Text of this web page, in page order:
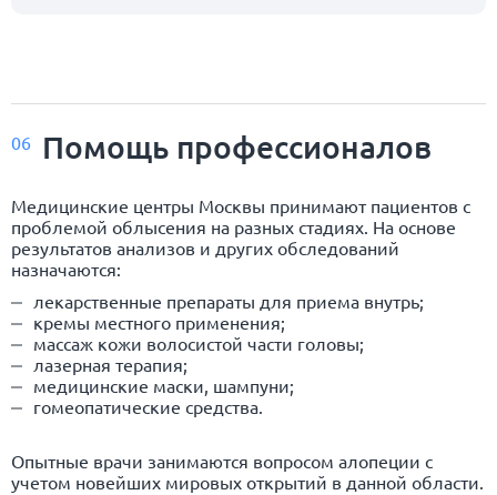
06 Помощь профессионалов
Медицинские центры Москвы принимают пациентов с
проблемой облысения на разных стадиях. На основе
результатов анализов и других обследований
назначаются:
лекарственные препараты для приема внутрь;
кремы местного применения;
массаж кожи волосистой части головы;
лазерная терапия;
медицинские маски, шампуни;
гомеопатические средства.
Опытные врачи занимаются вопросом алопеции с
учетом новейших мировых открытий в данной области.